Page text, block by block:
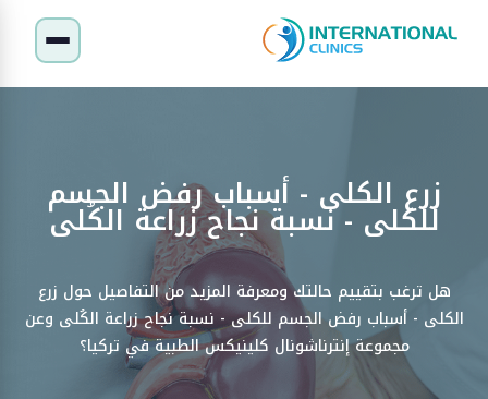
زرع الكلى - أسباب رفض الجسم
للكلى - نسبة نجاح زراعة الكُلى
هل ترغب بتقييم حالتك ومعرفة المزيد من التفاصيل حول زرع
الكلى - أسباب رفض الجسم للكلى - نسبة نجاح زراعة الكُلى وعن
مجموعة إنترناشونال كلينيكس الطبية في تركيا؟